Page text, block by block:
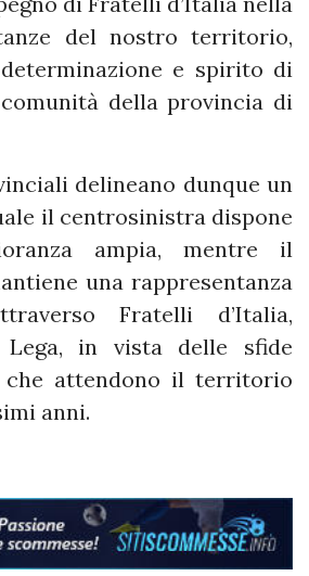
del nostro territorio,
e spirito di
della provincia di
delineano dunque un
il centrosinistra dispone
ampia, mentre il
una rappresentanza
Fratelli d’Italia,
in vista delle sfide
che attendono il territorio
anni.